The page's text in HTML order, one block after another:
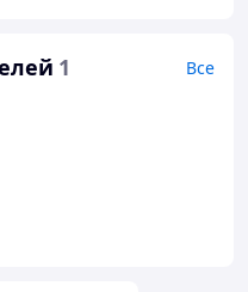
1 Все